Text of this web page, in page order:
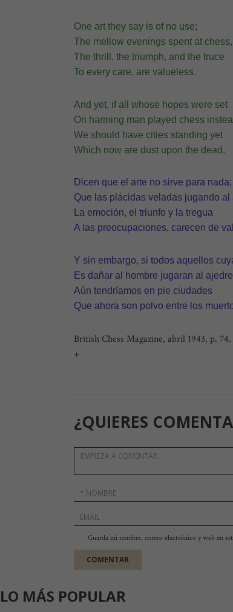
One art they say is of no use;
The mellow evenings spent at chess,
The thrill, the triumph, and the truce
To every care, are valueless.
And yet, if all whose hopes were set
On harming man played chess
We should have cities standing yet
Which now are dust upon the dead.
Dicen que el arte no sirve para nada;
Que las plácidas veladas jugando al
La emoción, el triunfo y la tregua
A las preocupaciones, carecen de
Y sin embargo, si todos aquellos
Es dañar al hombre jugaran al
Aún tendríamos en pie ciudades
Que ahora son polvo entre los
British Chess Magazine, abril 1943, p. 74.
+
¿QUIERES
Guarda mi nombre, correo electrónico y web en
LO MÁS POPULAR